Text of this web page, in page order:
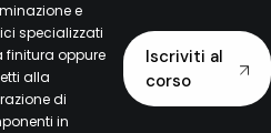
e
specializzati
finitura oppure
alla
di
in
Iscriviti al
corso